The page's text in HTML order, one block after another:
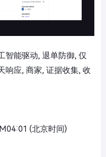
智能驱动, 退单防御, 仅
响应, 商家, 证据收集, 收
(北京时间)